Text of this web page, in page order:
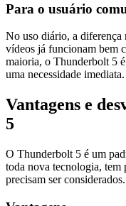
Para o usuário
No uso diário, a diferença
vídeos já funcionam bem
maioria, o Thunderbolt 5
uma necessidade imediata.
Vantagens e
5
O Thunderbolt 5 é um
toda nova tecnologia, tem
precisam ser considerados.